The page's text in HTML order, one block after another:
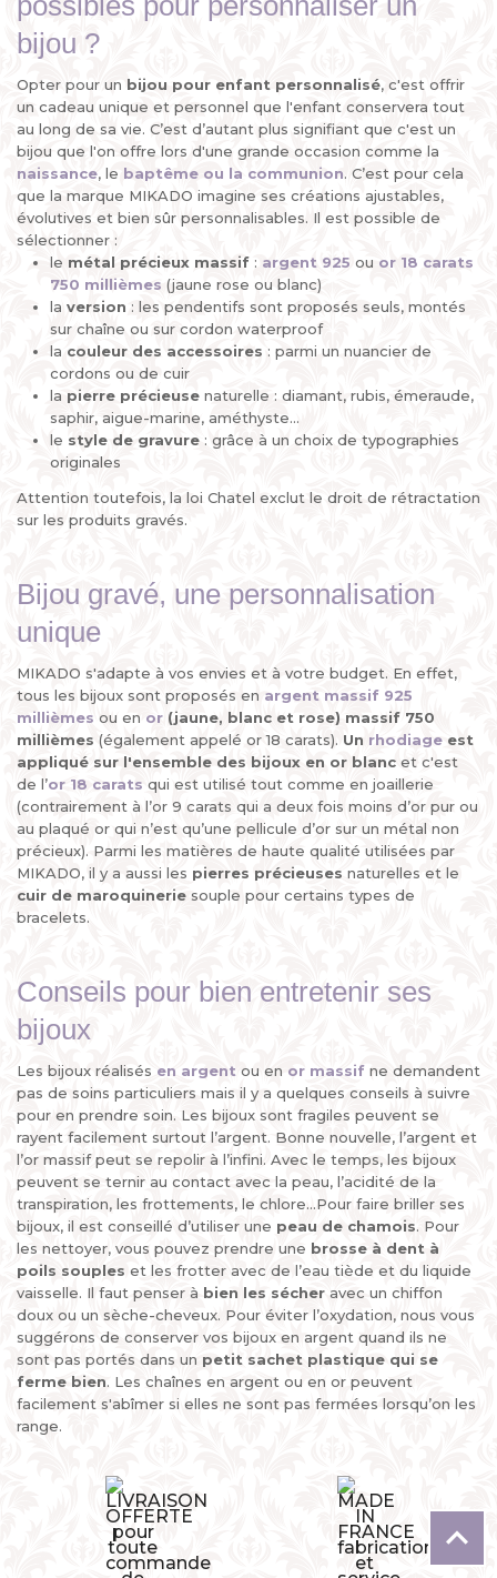

bijou ?
Opter pour un bijou pour enfant personnalisé, c'est offrir
un cadeau unique et personnel que l'enfant conservera tout
au long de sa vie. C’est d’autant plus signifiant que c'est un
bijou que l'on offre lors d'une grande occasion comme la
naissance, le baptême ou la communion. C’est pour cela
que la marque MIKADO imagine ses créations ajustables,
évolutives et bien sûr personnalisables. Il est possible de
sélectionner :
le métal précieux massif : argent 925 ou or 18 carats
750 millièmes (jaune rose ou blanc)
la version : les pendentifs sont proposés seuls, montés
sur chaîne ou sur cordon waterproof
la couleur des accessoires : parmi un nuancier de
cordons ou de cuir
la pierre précieuse naturelle : diamant, rubis, émeraude,
saphir, aigue-marine, améthyste...
le style de gravure : grâce à un choix de typographies
originales
Attention toutefois, la loi Chatel exclut le droit de rétractation
sur les produits gravés.
Bijou gravé, une personnalisation
unique
MIKADO s'adapte à vos envies et à votre budget. En effet,
tous les bijoux sont proposés en argent massif 925
millièmes ou en or (jaune, blanc et rose) massif 750
millièmes (également appelé or 18 carats). Un rhodiage est
appliqué sur l'ensemble des bijoux en or blanc et c'est
de l’or 18 carats qui est utilisé tout comme en joaillerie
(contrairement à l’or 9 carats qui a deux fois moins d’or pur ou
au plaqué or qui n’est qu’une pellicule d’or sur un métal non
précieux). Parmi les matières de haute qualité utilisées par
MIKADO, il y a aussi les pierres précieuses naturelles et le
cuir de maroquinerie souple pour certains types de
bracelets.
Conseils pour bien entretenir ses
bijoux
Les bijoux réalisés en argent ou en or massif ne demandent
pas de soins particuliers mais il y a quelques conseils à suivre
pour en prendre soin. Les bijoux sont fragiles peuvent se
rayent facilement surtout l’argent. Bonne nouvelle, l’argent et
l’or massif peut se repolir à l’infini. Avec le temps, les bijoux
peuvent se ternir au contact avec la peau, l’acidité de la
transpiration, les frottements, le chlore...Pour faire briller ses
bijoux, il est conseillé d’utiliser une peau de chamois. Pour
les nettoyer, vous pouvez prendre une brosse à dent à
poils souples et les frotter avec de l’eau tiède et du liquide
vaisselle. Il faut penser à bien les sécher avec un chiffon
doux ou un sèche-cheveux. Pour éviter l’oxydation, nous vous
suggérons de conserver vos bijoux en argent quand ils ne
sont pas portés dans un petit sachet plastique qui se
ferme bien. Les chaînes en argent ou en or peuvent
facilement s'abîmer si elles ne sont pas fermées lorsqu’on les
range.